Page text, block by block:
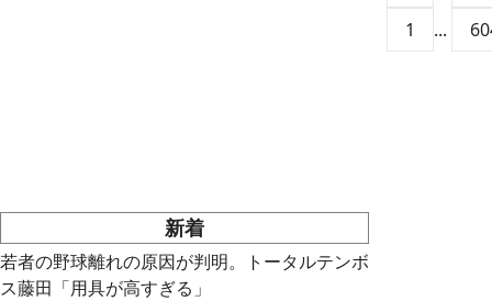
1
...
新着
若者の野球離れの原因が判明。トータルテンボ
ス藤田「用具が高すぎる」